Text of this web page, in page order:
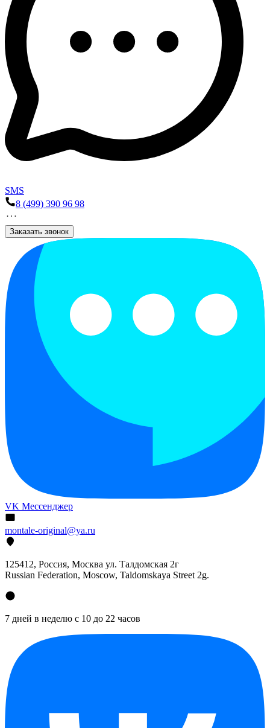
SMS
8 (499) 390 96 98
Заказать звонок
VK Мессенджер
montale-original@ya.ru
125412, Россия, Москва ул. Талдомская 2г
Russian Federation, Moscow, Taldomskaya Street 2g.
7 дней в неделю с 10 до 22 часов